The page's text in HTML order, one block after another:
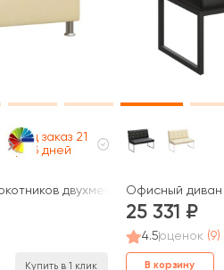
Под заказ 21
раб дней
двухместный Прайм /
Купить в 1 клик
Офисный диван
25 331
4.5оценок (9)
В корзину